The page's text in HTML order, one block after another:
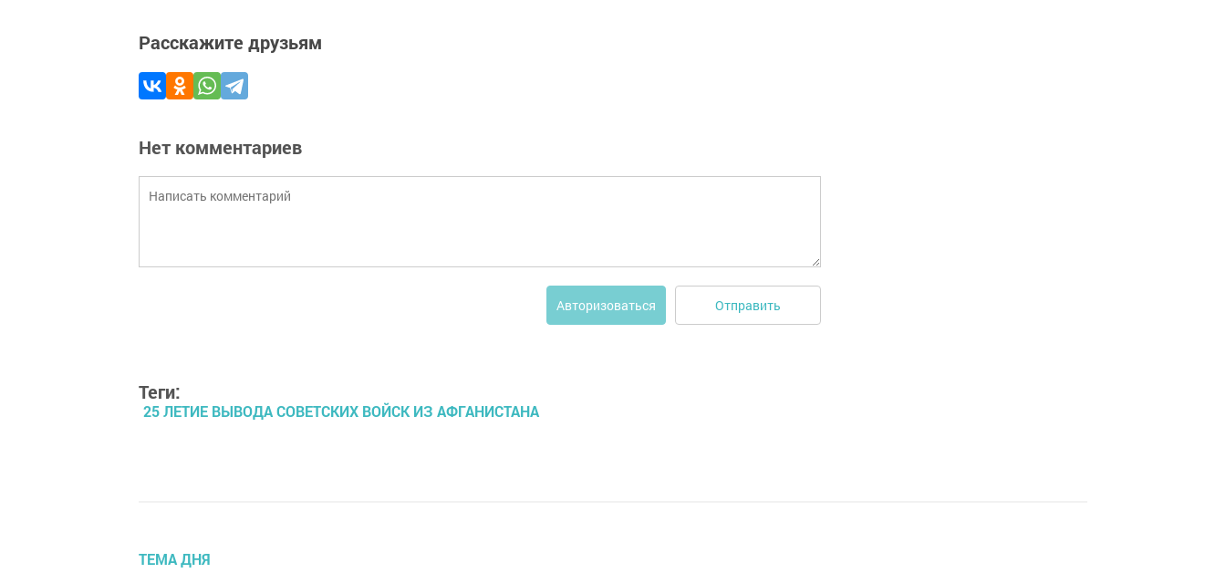
Расскажите друзьям
Нет комментариев
Авторизоваться Отправить
Теги:
25 ЛЕТИЕ ВЫВОДА СОВЕТСКИХ ВОЙСК ИЗ АФГАНИСТАНА
ТЕМА ДНЯ